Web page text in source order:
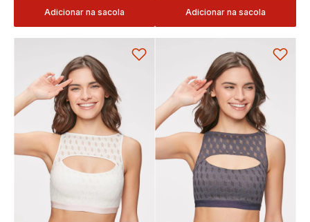
Adicionar na sacola Adicionar na sacola